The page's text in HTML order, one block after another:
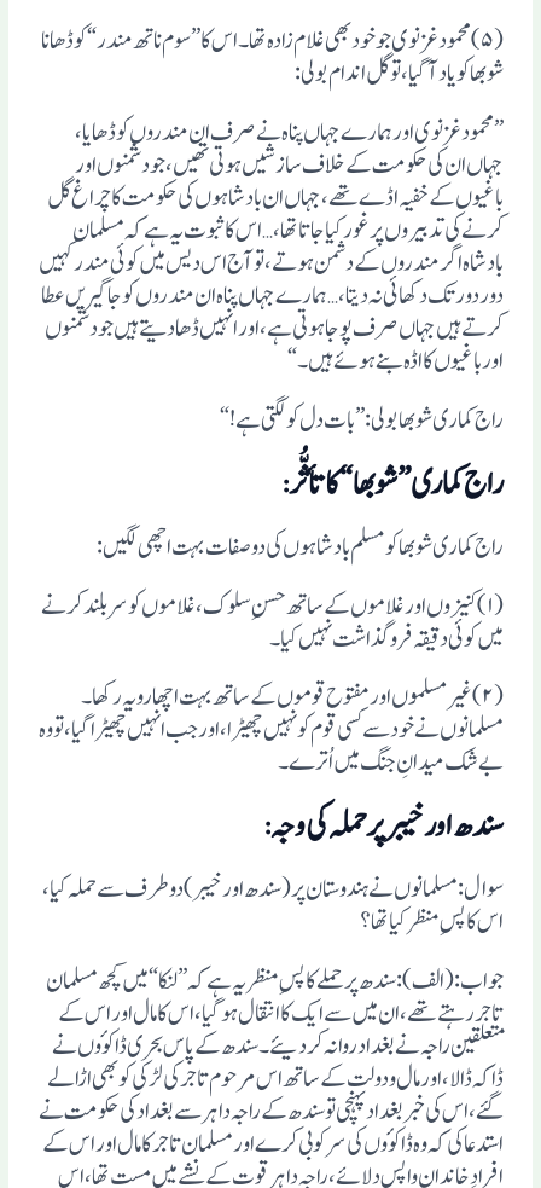
(۵) محمود غزنوی جو خود بھی غلام زادہ تھا۔ اس کا ”سوم ناتھ مندر“ کو ڈھانا
شوبھا کو یاد آگیا، تو گل اندام بولی:
”محمود غزنوی اورہمارے جہاں پناہ نے صرف ان مندروں کو ڈھایا،
جہاں ان کی حکومت کے خلاف سازشیں ہوتی تھیں، جو دشمنوں اور
باغیوں کے خفیہ اڈے تھے، جہاں ان بادشاہوں کی حکومت کا چراغ گل
کرنے کی تدبیروں پر غور کیا جاتا تھا، … اس کا ثبوت یہ ہے کہ مسلمان
بادشاہ اگر مندروں کے دشمن ہوتے، تو آج اس دیس میں کوئی مندر کہیں
دور دور تک دکھائی نہ دیتا، … ہمارے جہاں پناہ ان مندروں کو جاگیریں عطا
کرتے ہیں جہاں صرف پوجا ہوتی ہے، اور انہیں ڈھادیتے ہیں جو دشمنوں
اور باغیوں کا اڈہ بنے ہوئے ہیں۔“
راج کماری شوبھا بولی: ”بات دل کو لگتی ہے!“
راج کماری ”شوبھا“ کا تأثُّر:
راج کماری شوبھا کو مسلم بادشاہوں کی دو صفات بہت اچھی لگیں:
(۱) کنیزوں اور غلاموں کے ساتھ حسنِ سلوک، غلاموں کو سربلند کرنے
میں کوئی دقیقہ فروگذاشت نہیں کیا۔
(۲)غیر مسلموں اور مفتوح قوموں کے ساتھ بہت اچھا رویہ رکھا۔
مسلمانوں نے خود سے کسی قوم کو نہیں چھیڑا، اور جب انہیں چھیڑا گیا، تو وہ
بے شک میدانِ جنگ میں اُترے۔
سندھ اور خیبر پر حملہ کی وجہ:
سوال: مسلمانوں نے ہندوستان پر (سندھ اور خیبر) دو طرف سے حملہ کیا،
اس کا پس ِمنظر کیا تھا؟
جواب: (الف): سندھ پر حملے کا پس ِمنظر یہ ہے کہ ”لنکا“ میں کچھ مسلمان
تاجر رہتے تھے، ان میں سے ایک کا انتقال ہوگیا، اس کا مال اور اس کے
متعلقین راجہ نے بغداد روانہ کردیئے۔ سندھ کے پاس بحری ڈاکوٴوں نے
ڈاکہ ڈالا، اور مال ودولت کے ساتھ اس مرحوم تاجر کی لڑکی کو بھی اڑا لے
گئے، اس کی خبر بغداد پہنچی تو سندھ کے راجہ داہر سے بغداد کی حکومت نے
استدعا کی کہ وہ ڈاکوٴوں کی سرکوبی کرے اور مسلمان تاجر کا مال اور اس کے
افرادِ خاندان واپس دلائے، راجہ داہر قوت کے نشے میں مست تھا، اس